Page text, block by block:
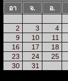
อา
จ. อ.
2
3 4
9
10 11
16
17 18
23
24 25
30
31